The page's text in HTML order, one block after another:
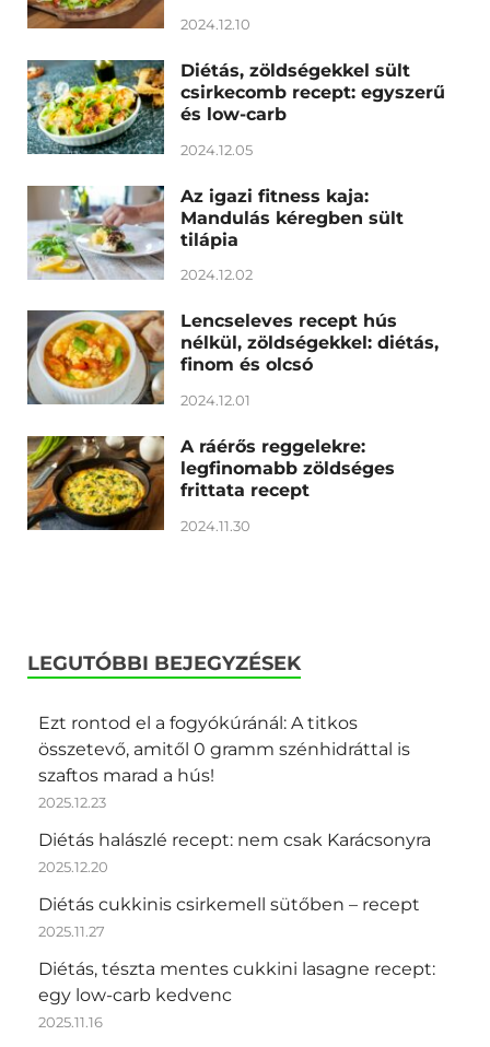
2024.12.10
Diétás, zöldségekkel sült
csirkecomb recept: egyszerű
és low-carb
2024.12.05
Az igazi fitness kaja:
Mandulás kéregben sült
tilápia
2024.12.02
Lencseleves recept hús
nélkül, zöldségekkel: diétás,
finom és olcsó
2024.12.01
A ráérős reggelekre:
legfinomabb zöldséges
frittata recept
2024.11.30
LEGUTÓBBI BEJEGYZÉSEK
Ezt rontod el a fogyókúránál: A titkos
összetevő, amitől 0 gramm szénhidráttal is
szaftos marad a hús!
2025.12.23
Diétás halászlé recept: nem csak Karácsonyra
2025.12.20
Diétás cukkinis csirkemell sütőben – recept
2025.11.27
Diétás, tészta mentes cukkini lasagne recept:
egy low-carb kedvenc
2025.11.16